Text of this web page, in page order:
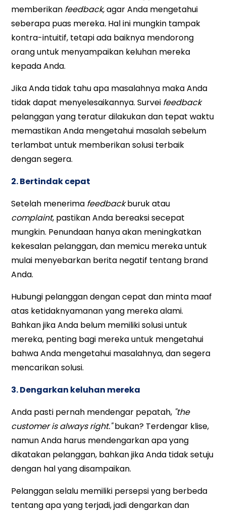
memberikan feedback,agar Anda mengetahui
seberapa puas mereka. Hal ini mungkin tampak
kontra-intuitif, tetapi ada baiknya mendorong
orang untuk menyampaikan keluhan mereka
kepada Anda.
Jika Anda tidak tahu apa masalahnya maka Anda
tidak dapat menyelesaikannya. Survei feedback
pelanggan yang teratur dilakukan dan tepat waktu
memastikan Anda mengetahui masalah sebelum
terlambat untuk memberikan solusi terbaik
dengan segera.
2. Bertindak cepat
Setelah menerima feedbackburuk atau
complaint, pastikan Anda bereaksi secepat
mungkin. Penundaan hanya akan meningkatkan
kekesalan pelanggan, dan memicu mereka untuk
mulai menyebarkan berita negatif tentang brand
Anda.
Hubungi pelanggan dengan cepat dan minta maaf
atas ketidaknyamanan yang mereka alami.
Bahkan jika Anda belum memiliki solusi untuk
mereka, penting bagi mereka untuk mengetahui
bahwa Anda mengetahui masalahnya, dan segera
mencarikan solusi.
3. Dengarkan keluhan mereka
Anda pasti pernah mendengar pepatah, "the
customer is always right."bukan? Terdengar klise,
namun Anda harus mendengarkan apa yang
dikatakan pelanggan, bahkan jika Anda tidak setuju
dengan hal yang disampaikan.
Pelanggan selalu memiliki persepsi yang berbeda
tentang apa yang terjadi, jadi dengarkan dan